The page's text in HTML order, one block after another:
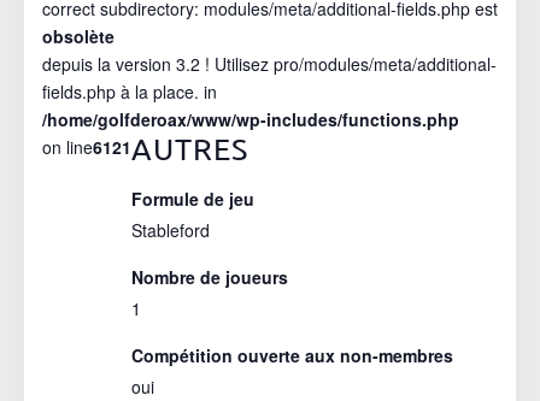
correct subdirectory: modules/meta/additional-fields.php est
obsolète
depuis la version 3.2 ! Utilisez pro/modules/meta/additional-
fields.php à la place. in
/home/golfderoax/www/wp-includes/functions.php
on line6121AUTRES
Formule de jeu
Stableford
Nombre de joueurs
1
Compétition ouverte aux non-membres
oui